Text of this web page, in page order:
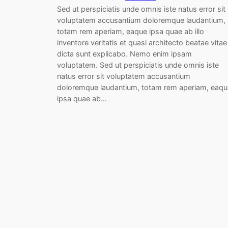
Sed ut perspiciatis unde omnis iste natus error sit
voluptatem accusantium doloremque laudantium,
totam rem aperiam, eaque ipsa quae ab illo
inventore veritatis et quasi architecto beatae vitae
dicta sunt explicabo. Nemo enim ipsam
voluptatem. Sed ut perspiciatis unde omnis iste
natus error sit voluptatem accusantium
doloremque laudantium, totam rem aperiam,
ipsa quae ab…